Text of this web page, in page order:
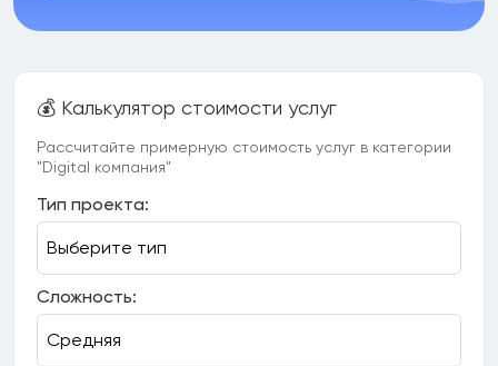
💰 Калькулятор стоимости услуг
Рассчитайте примерную стоимость услуг в категории
"Digital компания"
Тип проекта:
Сложность: